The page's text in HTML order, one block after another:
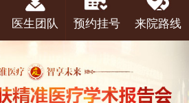
医生团队 预约挂号 来院路线